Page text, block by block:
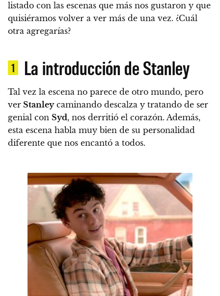
listado con las escenas que más nos gustaron y que
quisiéramos volver a ver más de una vez. ¿Cuál
otra agregarías?
1 La introducción de Stanley
Tal vez la escena no parece de otro mundo, pero
ver Stanleycaminando descalza y tratando de ser
genial con Syd, nos derritió el corazón. Además,
esta escena habla muy bien de su personalidad
diferente que nos encantó a todos.